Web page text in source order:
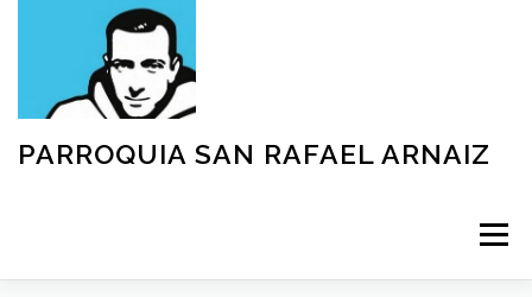
PARROQUIA SAN RAFAEL ARNAIZ
Menú